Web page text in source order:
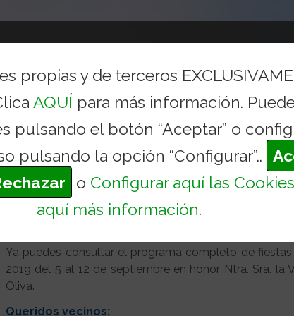
propias y de terceros
AQUÍ para más información.
pulsando el botón “Aceptar” o
pulsando la opción “Configurar”..
o Configurar aquí las Cookies
aquí más información.
FIESTAS
Inicio
2019
Ya puedes consultar el programa completo de fiestas
2019 del 5 al 12 de septiembre en honor Ntra. Sra. la
Oliva.
Queridos vecinos: